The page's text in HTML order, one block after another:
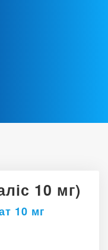
10 мг)
10 мг